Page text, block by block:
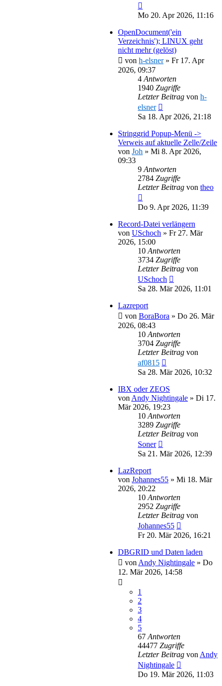
Mo 20. Apr 2026, 11:16
OpenDocument('ein
Verzeichnis'); LINUX geht
nicht mehr (gelöst)
von h-elsner» Fr 17. Apr
2026, 09:37
4 Antworten
1940 Zugriffe
Letzter Beitrag von h-
elsner
Sa 18. Apr 2026, 21:18
Stringgrid Popup-Menü ->
Verweis auf aktuelle Zelle/Zeile
von Joh » Mi 8. Apr 2026,
09:33
9 Antworten
2784 Zugriffe
Letzter Beitrag von theo
Do 9. Apr 2026, 11:39
Record-Datei verlängern
von USchoch » Fr 27. Mär
2026, 15:00
10 Antworten
3734 Zugriffe
Letzter Beitrag von
USchoch
Sa 28. Mär 2026, 11:01
Lazreport
von BoraBora » Do 26. Mär
2026, 08:43
10 Antworten
3704 Zugriffe
Letzter Beitrag von
af0815
Sa 28. Mär 2026, 10:32
IBX oder ZEOS
von Andy Nightingale » Di 17.
Mär 2026, 19:23
10 Antworten
3289 Zugriffe
Letzter Beitrag von
Soner
Sa 21. Mär 2026, 12:39
LazReport
von Johannes55 » Mi 18. Mär
2026, 20:22
10 Antworten
2952 Zugriffe
Letzter Beitrag von
Johannes55
Fr 20. Mär 2026, 16:21
DBGRID und Daten laden
von Andy Nightingale » Do
12. Mär 2026, 14:58
1
2
3
4
5
67 Antworten
44477 Zugriffe
Letzter Beitrag von Andy
Nightingale
Do 19. Mär 2026, 11:03